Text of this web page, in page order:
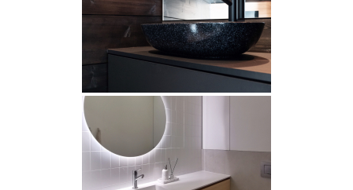
MEISTÄ
Yhteystiedot
Tiimi
Tarina
Rekry